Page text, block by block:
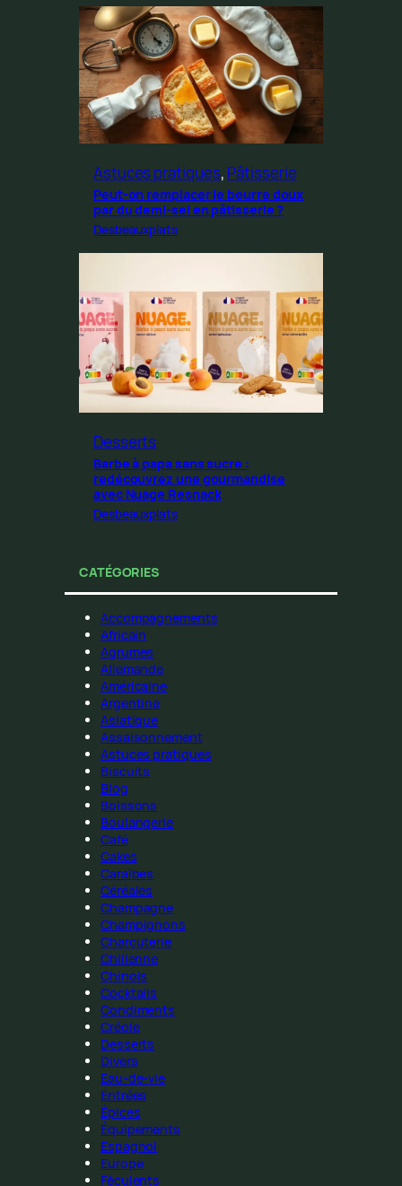
Astuces pratiques, Pâtisserie
Peut-on remplacer le beurre doux
par du demi-sel en pâtisserie ?
Desbeauxplats
Desserts
Barbe à papa sans sucre :
redécouvrez une gourmandise
avec Nuage Resnack
Desbeauxplats
CATÉGORIES
Accompagnements
Africain
Agrumes
Allemande
Américaine
Argentine
Asiatique
Assaisonnement
Astuces pratiques
Biscuits
Blog
Boissons
Boulangerie
Café
Cakes
Caraïbes
Céréales
Champagne
Champignons
Charcuterie
Chilienne
Chinois
Cocktails
Condiments
Créole
Desserts
Divers
Eau-de-vie
Entrées
Épices
Équipements
Espagnol
Europe
Féculents